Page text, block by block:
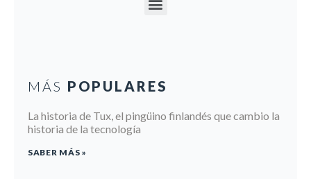
MÁS POPULARES
La historia de Tux, el pingüino finlandés que cambio la
historia de la tecnología
SABER MÁS »